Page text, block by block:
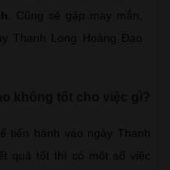
. Cũng sẽ gặp may mắn,
Thanh Long Hoàng Đạo
tiến hành vào ngày Thanh
quả tốt thì có một số việc